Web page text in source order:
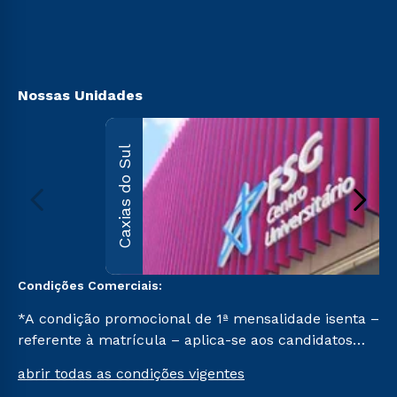
Nossas Unidades
Caxias do Sul
Condições Comerciais:
*A condição promocional de 1ª mensalidade isenta –
referente à matrícula – aplica-se aos candidatos
na prova on-line ou agendada, que ofertam bolsas
abrir todas as condições vigentes